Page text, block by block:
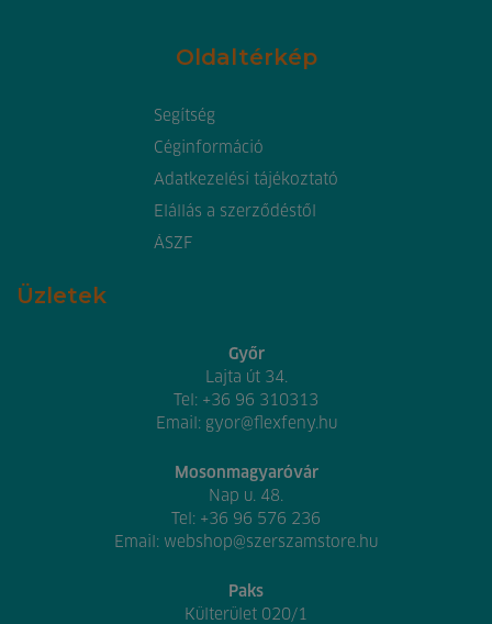
Oldaltérkép
Segítség
Céginformáció
Adatkezelési tájékoztató
Elállás a szerződéstől
ÁSZF
Üzletek
Győr
Lajta út 34.
Tel: +36 96 310313
Email: gyor@flexfeny.hu
Mosonmagyaróvár
Nap u. 48.
Tel: +36 96 576 236
Email: webshop@szerszamstore.hu
Paks
Külterület 020/1